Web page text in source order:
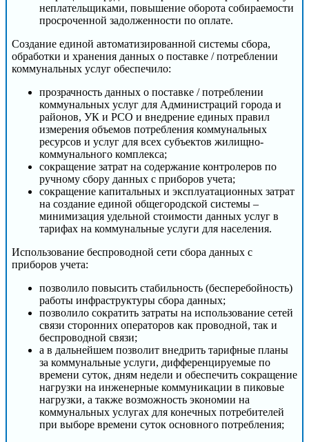
неплательщиками, повышение оборота собираемости
просроченной задолженности по оплате.
Создание единой автоматизированной системы сбора,
обработки и хранения данных о поставке / потреблении
коммунальных услуг обеспечило:
прозрачность данных о поставке / потреблении
коммунальных услуг для Администраций города и
районов, УК и РСО и внедрение единых правил
измерения объемов потребления коммунальных
ресурсов и услуг для всех субъектов жилищно-
коммунального комплекса;
сокращение затрат на содержание контролеров по
ручному сбору данных с приборов учета;
сокращение капитальных и эксплуатационных затрат
на создание единой общегородской системы –
минимизация удельной стоимости данных услуг в
тарифах на коммунальные услуги для населения.
Использование беспроводной сети сбора данных с
приборов учета:
позволило повысить стабильность (бесперебойность)
работы инфраструктуры сбора данных;
позволило сократить затраты на использование сетей
связи сторонних операторов как проводной, так и
беспроводной связи;
а в дальнейшем позволит внедрить тарифные планы
за коммунальные услуги, дифференцируемые по
времени суток, дням недели и обеспечить сокращение
нагрузки на инженерные коммуникации в пиковые
нагрузки, а также возможность экономии на
коммунальных услугах для конечных потребителей
при выборе времени суток основного потребления;